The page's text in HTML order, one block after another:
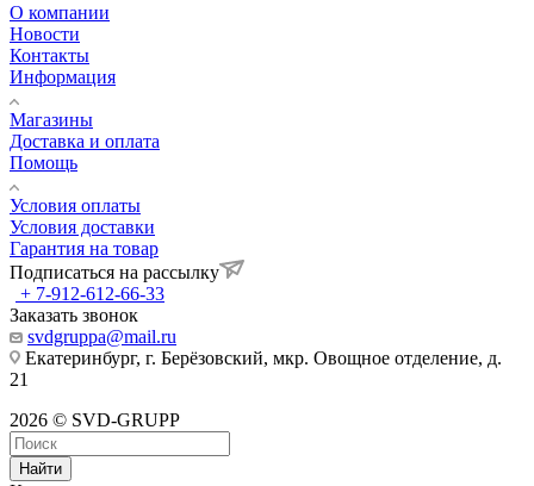
О компании
Новости
Контакты
Информация
Магазины
Доставка и оплата
Помощь
Условия оплаты
Условия доставки
Гарантия на товар
Подписаться на рассылку
+ 7-912-612-66-33
Заказать звонок
svdgruppa@mail.ru
Екатеринбург, г. Берёзовский, мкр. Овощное отделение, д.
21
2026 © SVD-GRUPP
Найти